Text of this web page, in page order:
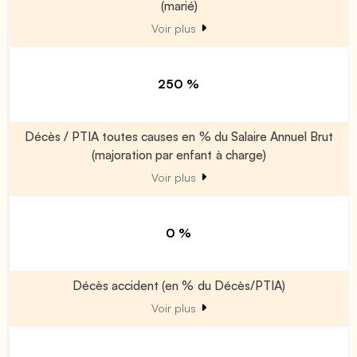
(marié)
Voir plus
250 %
Décès / PTIA toutes causes en % du Salaire Annuel Brut
(majoration par enfant à charge)
Voir plus
0 %
Décès accident (en % du Décès/PTIA)
Voir plus